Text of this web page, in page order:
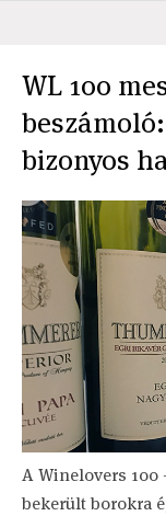
WL 100
bizonyos
A Winelovers 100
bekerült borokra